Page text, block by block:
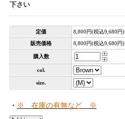
下さい
定価
8,800円(税込9,680円)
販売価格
8,800円(税込9,680円)
購入数
col.
size.
・ ※ 在庫の有無など ※